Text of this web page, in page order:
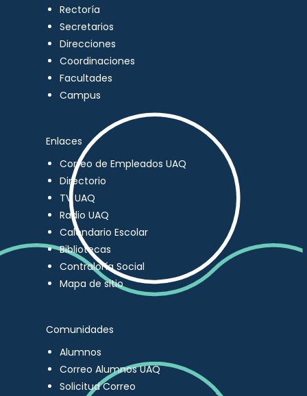
Rectoría
Secretarios
Direcciones
Coordinaciones
Facultades
Campus
Enlaces
Correo de Empleados UAQ
Directorio
TV UAQ
Radio UAQ
Calendario Escolar
Bibliotecas
Contraloría Social
Mapa de sitio
Comunidades
Alumnos
Correo Alumnos UAQ
Solicitud Correo